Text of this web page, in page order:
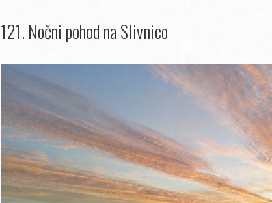
121. Nočni pohod na Slivnico